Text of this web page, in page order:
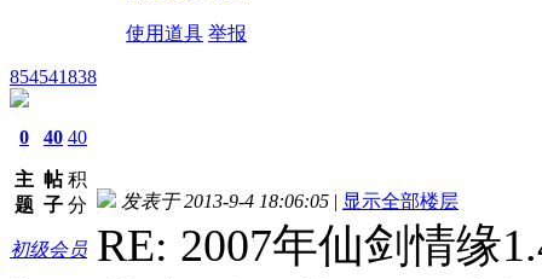
使用道具 举报
854541838
0
主
题
40
帖
子
40
积
分
初级会员
发表于 2013-9-4 18:06:05 | 显示全部楼层
RE: 2007年仙剑情缘